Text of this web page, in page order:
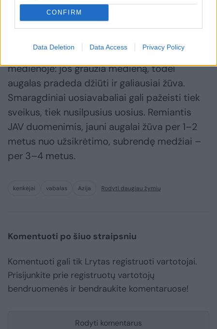
CONFIRM
Data Deletion Data Access Privacy Policy
Kaip anksčiau skelbė Valstybinė
išvaizdos vabalų lervos vystosi uosių
medienoje: jos graužia medieną, todėl
augalas pradeda džiūti ir galiausiai žūva.
Smaragdiniai uosiavabaliai gali pažeisti tiek
sveikus, tiek nusilpusius uosius. Remiantis
JAV duomenimis, jauni augalai žūva per 1–2
metus nuo užsikrėtimo, subrendę medžiai –
per 3–4 metus.
kenkėjai vabalas Azija Rodyti daugiau žymių
Komentuoti po šiuo straipsniu
Komentuoti gali tik Lrytas registruoti vartotojai.
Prisijunkite prie registruotų vartotojų
bendruomenės ir bendraukite komentaruose!
Rodyti komentarus